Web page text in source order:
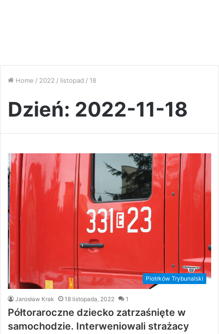
Home / 2022 / listopad / 18
Dzień: 2022-11-18
Piotrków Trybunalski
Jarosław Krak 18 listopada, 2022 1
Półtoraroczne dziecko zatrzaśnięte w
samochodzie. Interweniowali strażacy